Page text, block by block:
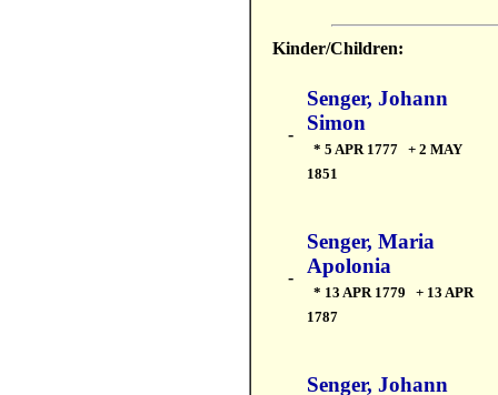
Kinder/Children:
-
Senger, Johann
Simon
* 5 APR 1777 + 2 MAY
1851
-
Senger, Maria
Apolonia
* 13 APR 1779 + 13 APR
1787
Senger, Johann